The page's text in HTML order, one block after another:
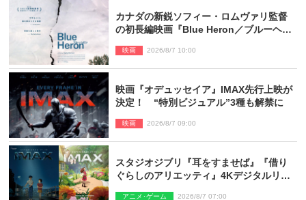
カナダの新鋭ソフィー・ロムヴァリ監督
の初長編映画『Blue Heron／ブルーヘロ
映画 2026/8/7 10:00
映画『オデュッセイア』IMAX先行上映が
決定！ “特別ビジュアル”3種も解禁に
映画 2026/8/7 09:00
スタジオジブリ『耳をすませば』『借り
ぐらしのアリエッティ』4Kデジタルリマ
アニメ･ゲーム 2026/8/7 07:00